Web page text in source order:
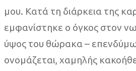
μου. Κατά τη διάρκεια της
εμφανίστηκε ο όγκος στον
ύψος του θώρακα –
ονομάζεται, χαμηλής